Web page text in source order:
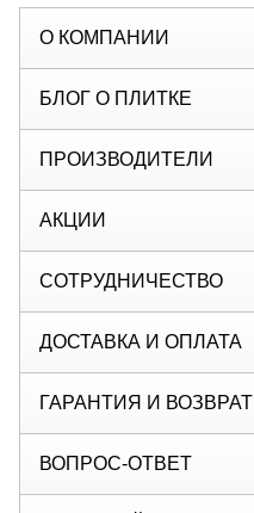
О КОМПАНИИ
БЛОГ О ПЛИТКЕ
ПРОИЗВОДИТЕЛИ
АКЦИИ
СОТРУДНИЧЕСТВО
ДОСТАВКА И ОПЛАТА
ГАРАНТИЯ И ВОЗВРАТ
ВОПРОС-ОТВЕТ